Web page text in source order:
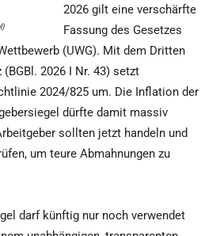
2026 gilt eine verschärfte
Fassung des Gesetzes
(UWG). Mit dem Dritten
(BGBl. 2026 I Nr. 43) setzt
2024/825 um. Die Inflation der
dürfte damit massiv
sollten jetzt handeln und
um teure Abmahnungen zu
darf künftig nur noch verwendet